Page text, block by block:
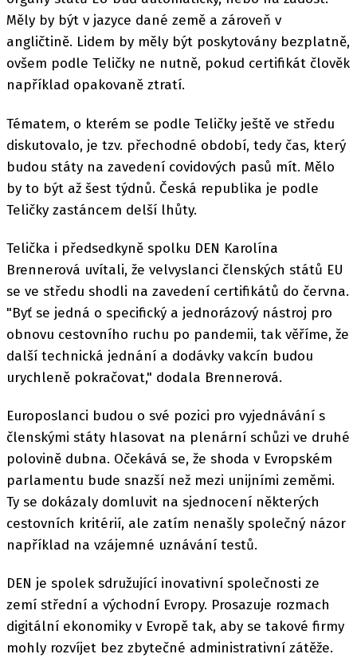
Měly by být v jazyce dané země a zároveň v
angličtině. Lidem by měly být poskytovány bezplatně,
ovšem podle Teličky ne nutně, pokud certifikát člověk
například opakovaně ztratí.
Tématem, o kterém se podle Teličky ještě ve středu
diskutovalo, je tzv. přechodné období, tedy čas, který
budou státy na zavedení covidových pasů mít. Mělo
by to být až šest týdnů. Česká republika je podle
Teličky zastáncem delší lhůty.
Telička i předsedkyně spolku DEN Karolína
Brennerová uvítali, že velvyslanci členských států EU
se ve středu shodli na zavedení certifikátů do června.
"Byť se jedná o specifický a jednorázový nástroj pro
obnovu cestovního ruchu po pandemii, tak věříme, že
další technická jednání a dodávky vakcín budou
urychleně pokračovat," dodala Brennerová.
Europoslanci budou o své pozici pro vyjednávání s
členskými státy hlasovat na plenární schůzi ve druhé
polovině dubna. Očekává se, že shoda v Evropském
parlamentu bude snazší než mezi unijními zeměmi.
Ty se dokázaly domluvit na sjednocení některých
cestovních kritérií, ale zatím nenašly společný názor
například na vzájemné uznávání testů.
DEN je spolek sdružující inovativní společnosti ze
zemí střední a východní Evropy. Prosazuje rozmach
digitální ekonomiky v Evropě tak, aby se takové firmy
mohly rozvíjet bez zbytečné administrativní zátěže.